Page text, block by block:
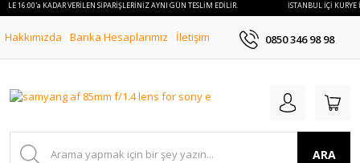
İLE 16:00'a KADAR VERİLEN SİPARİŞLERİNİZ AYNI GÜN TESLİM EDİLİR. İSTANBUL İÇİ KURYE
Hakkımızda Banka Hesaplarımız İletişim 0850 346 98 98
ARA